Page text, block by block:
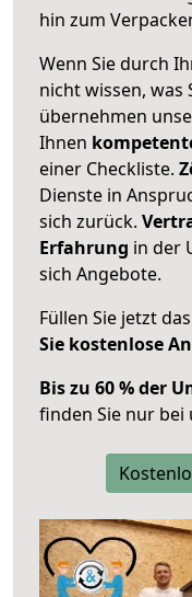
hin zum
Wenn Sie durch
nicht wissen, was
übernehmen
Ihnen
einer Checkliste.
Dienste in
sich zurück.
Erfahrung in der
sich Angebote.
Füllen Sie jetzt
Sie kostenlose
Bis zu 60 % der
finden Sie nur bei